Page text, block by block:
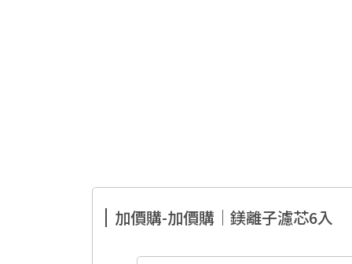
加價購-加價購｜鎂離子濾芯6入